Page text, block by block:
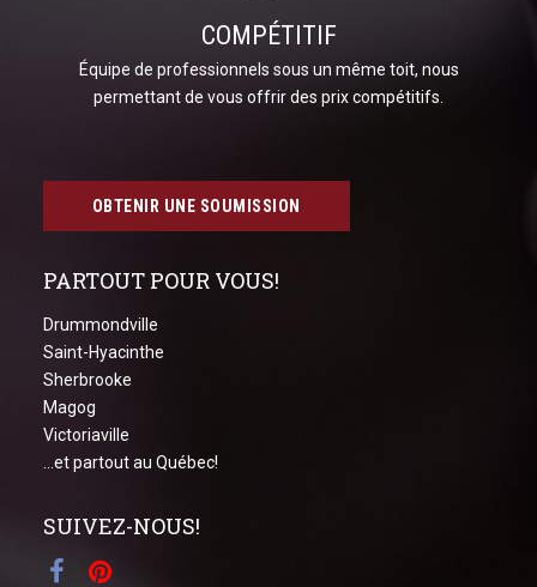
COMPÉTITIF
Équipe de professionnels sous un même toit, nous
permettant de vous offrir des prix compétitifs.
OBTENIR UNE SOUMISSION
PARTOUT POUR VOUS!
Drummondville
Saint-Hyacinthe
Sherbrooke
Magog
Victoriaville
...et partout au Québec!
SUIVEZ-NOUS!